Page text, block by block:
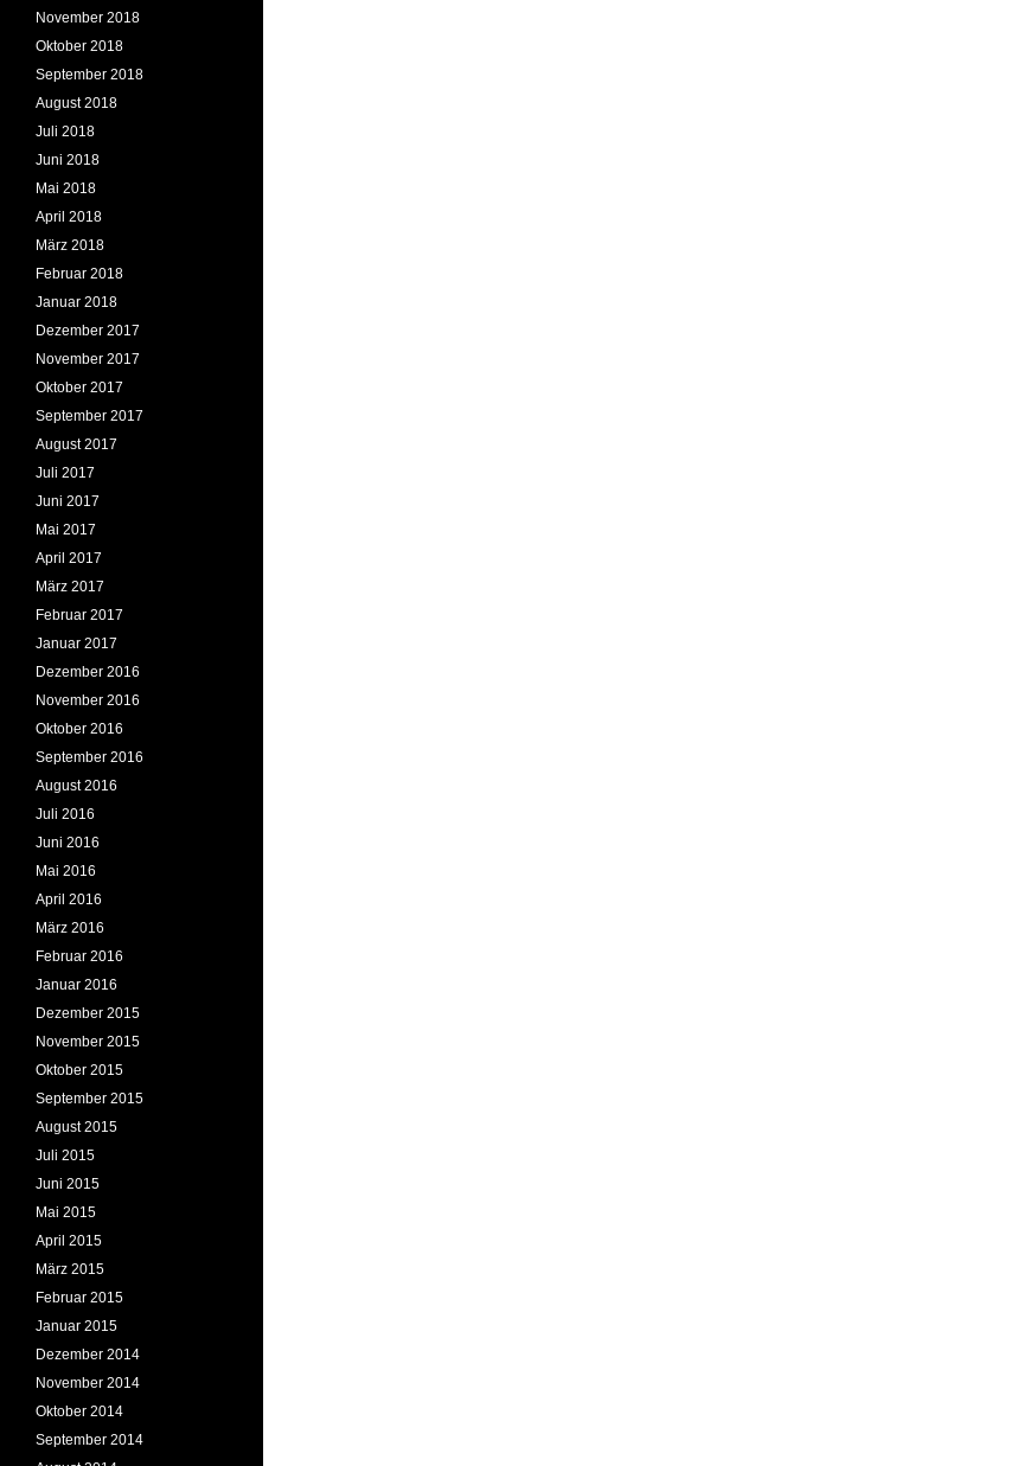
November 2018
Oktober 2018
September 2018
August 2018
Juli 2018
Juni 2018
Mai 2018
April 2018
März 2018
Februar 2018
Januar 2018
Dezember 2017
November 2017
Oktober 2017
September 2017
August 2017
Juli 2017
Juni 2017
Mai 2017
April 2017
März 2017
Februar 2017
Januar 2017
Dezember 2016
November 2016
Oktober 2016
September 2016
August 2016
Juli 2016
Juni 2016
Mai 2016
April 2016
März 2016
Februar 2016
Januar 2016
Dezember 2015
November 2015
Oktober 2015
September 2015
August 2015
Juli 2015
Juni 2015
Mai 2015
April 2015
März 2015
Februar 2015
Januar 2015
Dezember 2014
November 2014
Oktober 2014
September 2014